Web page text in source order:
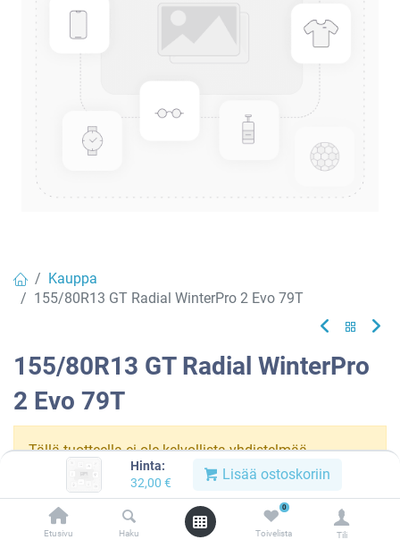
Hinta:
32,00 € Lisää ostoskoriin
Etusivu Haku
0
Toivelista Tili
Kauppa
155/80R13 GT Radial WinterPro 2 Evo 79T
155/80R13 GT Radial WinterPro
2 Evo 79T
Tällä tuotteella ei ole kelvollista yhdistelmää.
GT RADIAL